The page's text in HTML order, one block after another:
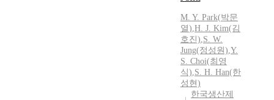
M. Y. Park(박문
열),H. J. Kim(김
호진),S. W.
Jung(정성원),Y.
S. Choi(최영
식),S. H. Han(한
성현)
한국생산제